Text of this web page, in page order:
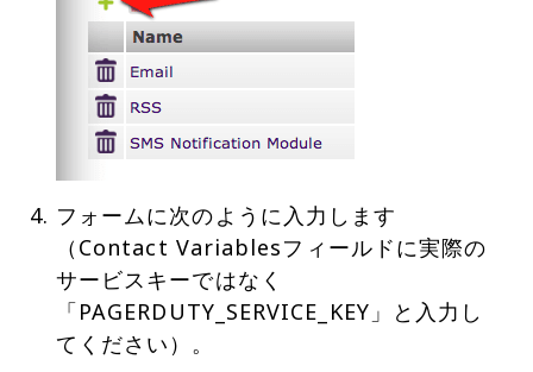
フォームに次のように入力します
（Contact Variablesフィールドに実際の
サービスキーではなく
「PAGERDUTY_SERVICE_KEY」と入力し